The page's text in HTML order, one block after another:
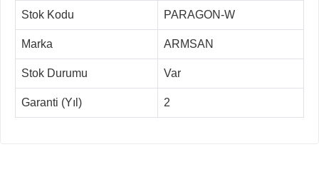
Stok Kodu PARAGON-W
Marka ARMSAN
Stok Durumu Var
Garanti (Yıl) 2